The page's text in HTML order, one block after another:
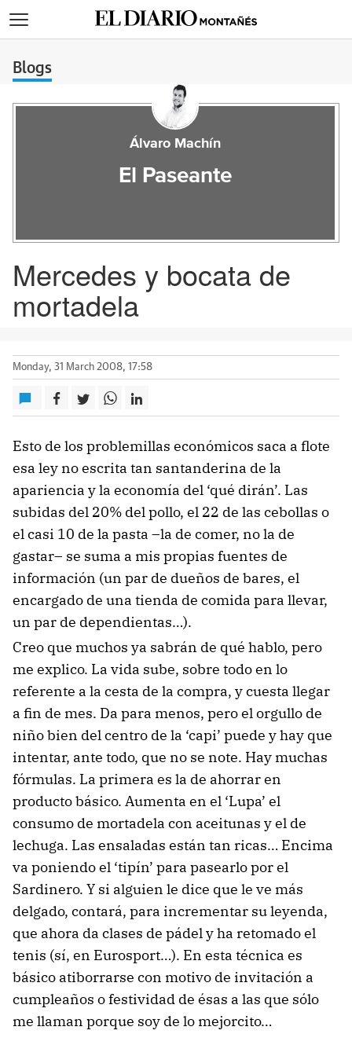
Blogs
Álvaro Machín
El Paseante
Mercedes y bocata de
mortadela
Monday, 31 March 2008, 17:58
Esto de los problemillas económicos saca a flote
esa ley no escrita tan santanderina de la
apariencia y la economía del ‘qué dirán’. Las
subidas del 20% del pollo, el 22 de las cebollas o
el casi 10 de la pasta –la de comer, no la de
gastar– se suma a mis propias fuentes de
información (un par de dueños de bares, el
encargado de una tienda de comida para llevar,
un par de dependientas…).
Creo que muchos ya sabrán de qué hablo, pero
me explico. La vida sube, sobre todo en lo
referente a la cesta de la compra, y cuesta llegar
a fin de mes. Da para menos, pero el orgullo de
niño bien del centro de la ‘capi’ puede y hay que
intentar, ante todo, que no se note. Hay muchas
fórmulas. La primera es la de ahorrar en
producto básico. Aumenta en el ‘Lupa’ el
consumo de mortadela con aceitunas y el de
lechuga. Las ensaladas están tan ricas… Encima
va poniendo el ‘tipín’ para pasearlo por el
Sardinero. Y si alguien le dice que le ve más
delgado, contará, para incrementar su leyenda,
que ahora da clases de pádel y ha retomado el
tenis (sí, en Eurosport…). En esta técnica es
básico atiborrarse con motivo de invitación a
cumpleaños o festividad de ésas a las que sólo
me llaman porque soy de lo mejorcito…